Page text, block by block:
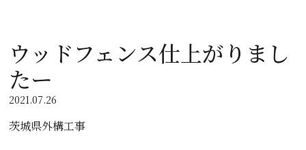
ウッドフェンス仕上がりまし
たー
2021.07.26
茨城県外構工事